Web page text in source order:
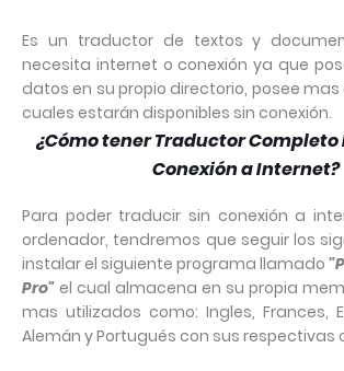
Es un traductor de textos y
necesita internet o conexión ya que
datos en su propio directorio, posee mas
cuales estarán disponibles sin conexión.
¿Cómo tener Traductor Completo
Conexión a Internet?
Para poder traducir sin conexión a
ordenador, tendremos que seguir los
instalar el siguiente programa llamado
Pro" el cual almacena en su propia
mas utilizados como: Ingles, Frances,
Alemán y Portugués con sus respectivas